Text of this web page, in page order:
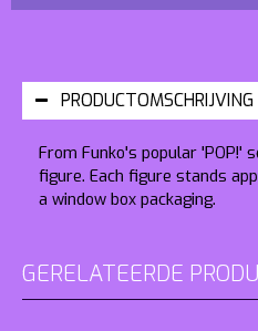
PRODUCTOMSCHRIJVING
From Funko's popular 'POP!'
figure. Each figure stands
a window box packaging.
GERELATEERDE